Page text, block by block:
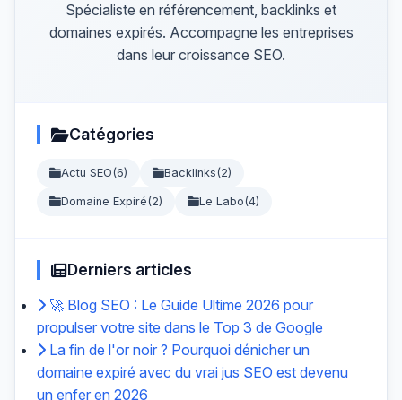
Spécialiste en référencement, backlinks et
domaines expirés. Accompagne les entreprises
dans leur croissance SEO.
Catégories
Actu SEO(6) Backlinks(2)
Domaine Expiré(2) Le Labo(4)
Derniers articles
🚀 Blog SEO : Le Guide Ultime 2026 pour
propulser votre site dans le Top 3 de Google
La fin de l'or noir ? Pourquoi dénicher un
domaine expiré avec du vrai jus SEO est devenu
un enfer en 2026